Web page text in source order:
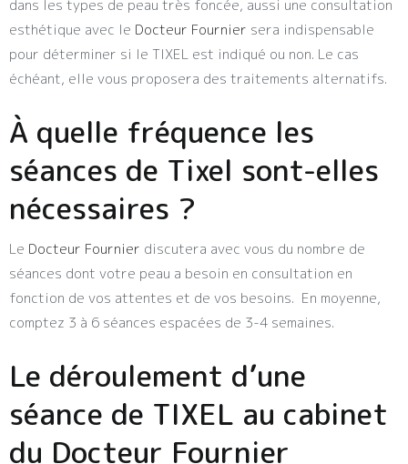
dans les types de peau très foncée, aussi une consultation
esthétique avec le Docteur Fournier sera indispensable
pour déterminer si le TIXEL est indiqué ou non. Le cas
échéant, elle vous proposera des traitements alternatifs.
À quelle fréquence les
séances de Tixel sont-elles
nécessaires ?
Le Docteur Fournier discutera avec vous du nombre de
séances dont votre peau a besoin en consultation en
fonction de vos attentes et de vos besoins. En moyenne,
comptez 3 à 6 séances espacées de 3-4 semaines.
Le déroulement d’une
séance de TIXEL au cabinet
du Docteur Fournier